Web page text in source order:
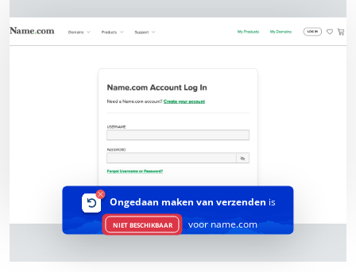
Ongedaan maken van verzenden is
NIET BESCHIKBAAR voor name.com